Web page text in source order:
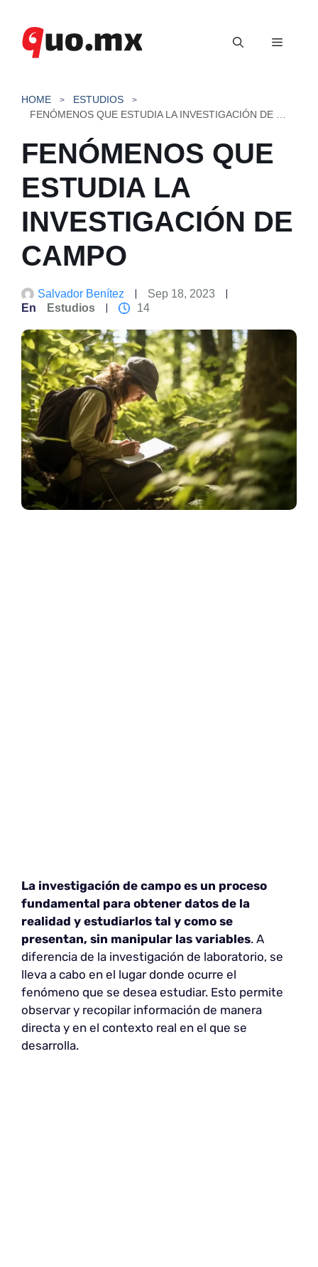
contenido
Menú
HOME
ESTUDIOS
FENÓMENOS QUE
ESTUDIA LA
INVESTIGACIÓN DE
CAMPO
Salvador Benítez
Sep 18, 2023
En
Estudios 14
La investigación de campo es un proceso
fundamental para obtener datos de la
realidad y estudiarlos tal y como se
presentan, sin manipular las variables. A
diferencia de la investigación de laboratorio, se
lleva a cabo en el lugar donde ocurre el
fenómeno que se desea estudiar. Esto permite
observar y recopilar información de manera
directa y en el contexto real en el que se
desarrolla.